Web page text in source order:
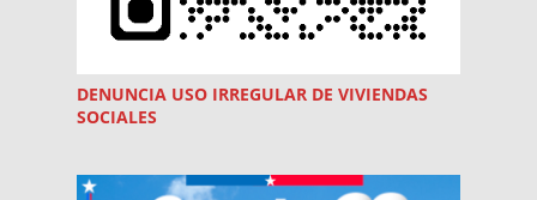
DENUNCIA USO IRREGULAR DE VIVIENDAS
SOCIALES